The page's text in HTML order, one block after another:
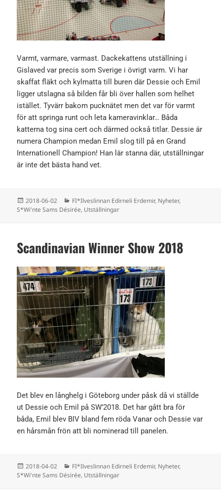
Varmt, varmare, varmast. Dackekattens utställning i
Gislaved var precis som Sverige i övrigt varm. Vi har
skaffat fläkt och kylmatta till buren där Dessie och Emil
ligger utslagna så bilden får bli över hallen som helhet
istället. Tyvärr bakom pucknätet men det var för varmt
för att springa runt och leta kameravinklar… Båda
katterna tog sina cert och därmed också titlar. Dessie är
numera Champion medan Emil slog till på en Grand
Internationell Champion! Han lär stanna där, utställningar
är inte det bästa hand vet.
Postat
2018-06-02 Kategorier
FI*Ilveslinnan Edirneli Erdemir, Nyheter,
S*Wi'nte Sams Désirée, Utställningar
Scandinavian Winner Show 2018
Det blev en långhelg i Göteborg under påsk då vi ställde
ut Dessie och Emil på SW’2018. Det har gått bra för
båda, Emil blev BIV bland fem röda Vanar och Dessie var
en hårsmån frön att bli nominerad till panelen.
Postat
2018-04-02 Kategorier
FI*Ilveslinnan Edirneli Erdemir, Nyheter,
S*Wi'nte Sams Désirée, Utställningar